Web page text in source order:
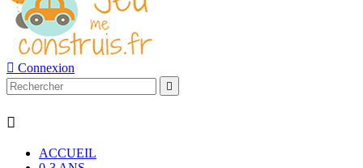
 Connexion


ACCUEIL